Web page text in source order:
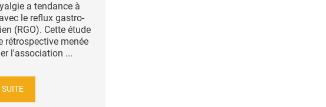
a tendance à
le reflux gastro-
(RGO). Cette étude
rétrospective menée
l'association ...